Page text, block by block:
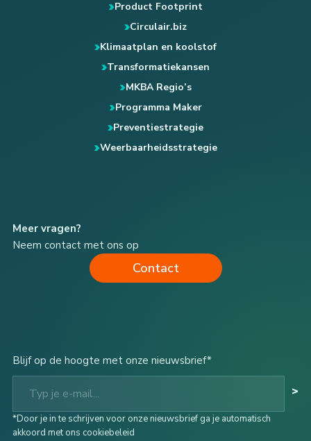
Product Footprint
Circulair.biz
Klimaatplan en koolstof
Transformatiekansen
MKBA Regio’s
Programma Maker
Preventiestrategie
Weerbaarheidsstrategie
Meer vragen?
Neem contact met ons op
Contact
Blijf op de hoogte met onze nieuwsbrief*
Typ je e-mail...
>
*Door je in te schrijven voor onze nieuwsbrief ga je automatisch
akkoord met ons cookiebeleid